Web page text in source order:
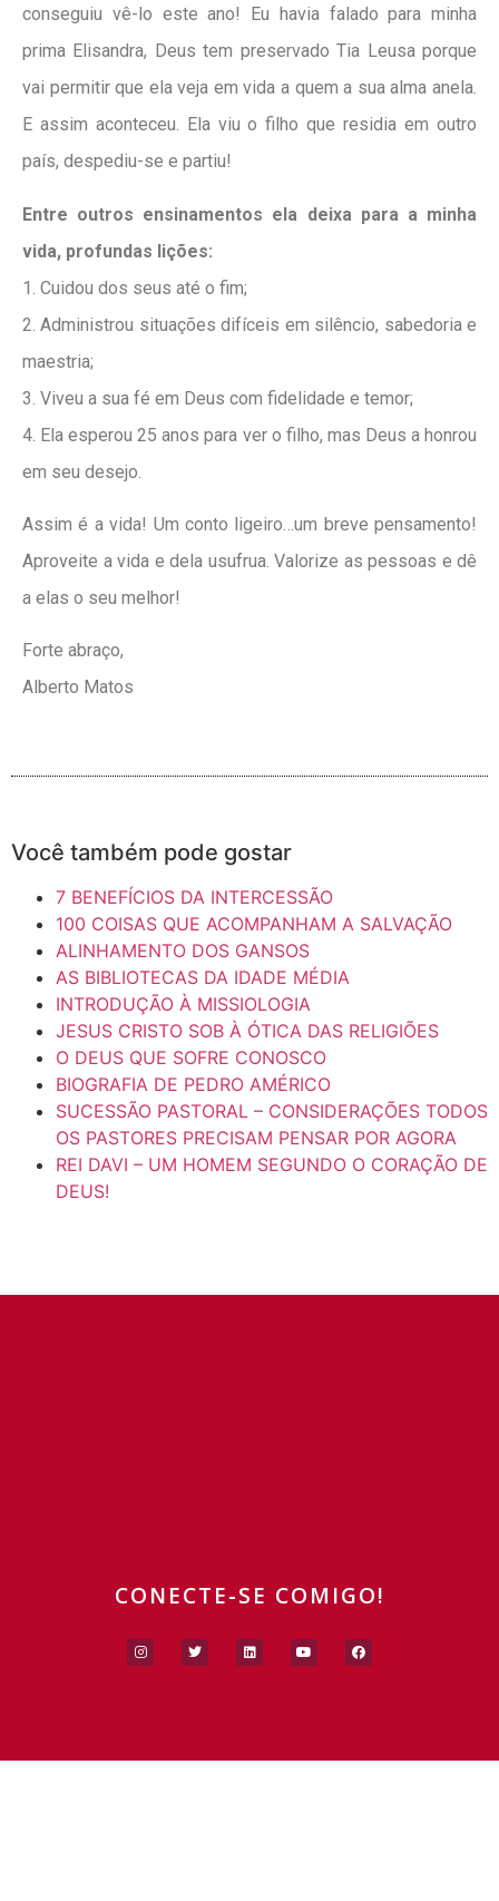
conseguiu vê-lo este ano! Eu havia falado para minha
prima Elisandra, Deus tem preservado Tia Leusa porque
vai permitir que ela veja em vida a quem a sua alma anela.
E assim aconteceu. Ela viu o filho que residia em outro
país, despediu-se e partiu!
Entre outros ensinamentos ela deixa para a minha
vida, profundas lições:
1. Cuidou dos seus até o fim;
2. Administrou situações difíceis em silêncio, sabedoria e
maestria;
3. Viveu a sua fé em Deus com fidelidade e temor;
4. Ela esperou 25 anos para ver o filho, mas Deus a honrou
em seu desejo.
Assim é a vida! Um conto ligeiro…um breve pensamento!
Aproveite a vida e dela usufrua. Valorize as pessoas e dê
a elas o seu melhor!
Forte abraço,
Alberto Matos
Você também pode gostar
7 BENEFÍCIOS DA INTERCESSÃO
100 COISAS QUE ACOMPANHAM A SALVAÇÃO
ALINHAMENTO DOS GANSOS
AS BIBLIOTECAS DA IDADE MÉDIA
INTRODUÇÃO À MISSIOLOGIA
JESUS CRISTO SOB À ÓTICA DAS RELIGIÕES
O DEUS QUE SOFRE CONOSCO
BIOGRAFIA DE PEDRO AMÉRICO
SUCESSÃO PASTORAL – CONSIDERAÇÕES TODOS
OS PASTORES PRECISAM PENSAR POR AGORA
REI DAVI – UM HOMEM SEGUNDO O CORAÇÃO DE
DEUS!
CONECTE-SE COMIGO!